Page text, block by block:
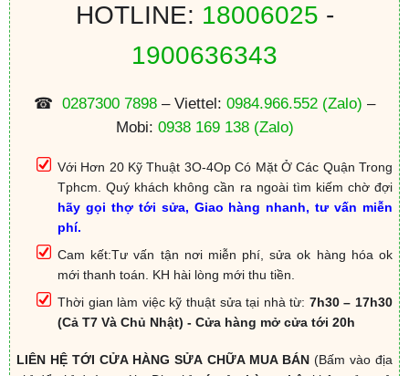
HOTLINE: 18006025 -
1900636343
☎ 0287300 7898 – Viettel: 0984.966.552 (Zalo) –
Mobi: 0938 169 138 (Zalo)
Với Hơn 20 Kỹ Thuật 3O-4Op Có Mặt Ở Các Quận Trong
Tphcm. Quý khách không cần ra ngoài tìm kiếm chờ đợi
hãy gọi thợ tới sửa, Giao hàng nhanh, tư vấn miễn
phí.
Cam kết:Tư vấn tận nơi miễn phí, sửa ok hàng hóa ok
mới thanh toán. KH hài lòng mới thu tiền.
Thời gian làm việc kỹ thuật sửa tại nhà từ: 7h30 – 17h30
(Cả T7 Và Chủ Nhật) - Cửa hàng mở cửa tới 20h
LIÊN HỆ TỚI CỬA HÀNG SỬA CHỮA MUA BÁN(Bấm vào địa